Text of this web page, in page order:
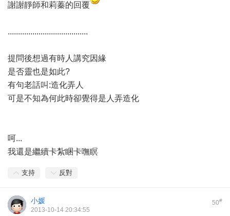
謝謝靜師和莉蓁的回覆
.......................................
提問後想過有時人講究因緣
是否靈也是如此?
有句老話叫:造化弄人
可是不知為何此時卻覺得是人弄造化
呵...
我還是繼續卡紮睏卡嘸瞑
支持 反對
50#
小媛
2013-10-14 20:34:55